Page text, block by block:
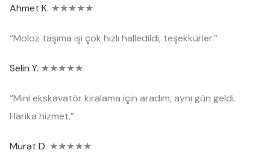
Ahmet K. ★★★★★
“Moloz taşıma işi çok hızlı halledildi, teşekkürler.”
Selin Y. ★★★★★
“Mini ekskavatör kiralama için aradım, aynı gün geldi.
Harika hizmet.”
Murat D. ★★★★★